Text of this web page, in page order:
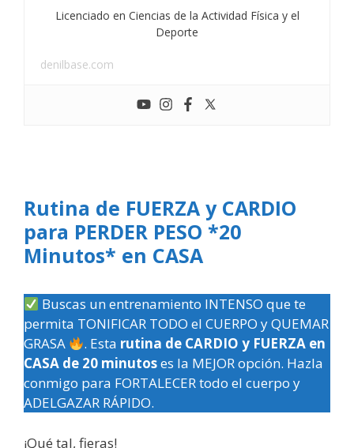
Licenciado en Ciencias de la Actividad Física y el
Deporte
denilbase.com
Rutina de FUERZA y CARDIO
para PERDER PESO *20
Minutos* en CASA
Buscas un entrenamiento INTENSO que te
permita TONIFICAR TODO el CUERPO y QUEMAR
GRASA
. Esta rutina de CARDIO y FUERZA en
CASA de 20 minutoses la MEJOR opción. Hazla
conmigo para FORTALECER todo el cuerpo y
ADELGAZAR RÁPIDO.
¡Qué tal, fieras!